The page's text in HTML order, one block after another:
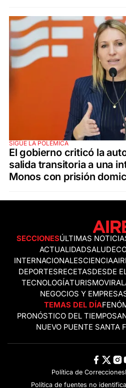
SIGUE LA POLÉMICA
El gobierno criticó la
salida transitoria a una
Monos con prisión
SECCIONESÚLTIMAS
ACTUALIDADSALUD
INTERNACIONALESCIENCIA
DEPORTESRECETASDESDE
TECNOLOGÍATURISMOVIRAL
NEGOCIOS Y
TEMAS DEL DÍA
PRONÓSTICO DEL TIEMPO
NUEVO PUENTE SANTA
Política de Correcciones
Política de fuentes no